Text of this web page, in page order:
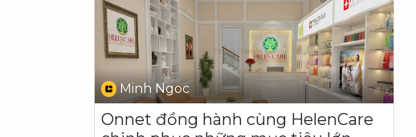
Minh Ngoc
Onnet đồng hành cùng HelenCare